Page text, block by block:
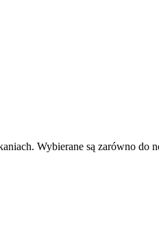
Wybierane są zarówno do